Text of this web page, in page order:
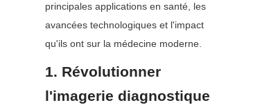
principales applications en santé, les
avancées technologiques et l'impact
qu'ils ont sur la médecine moderne.
1. Révolutionner
l'imagerie diagnostique